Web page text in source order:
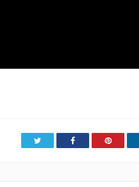
Facebook Pinterest